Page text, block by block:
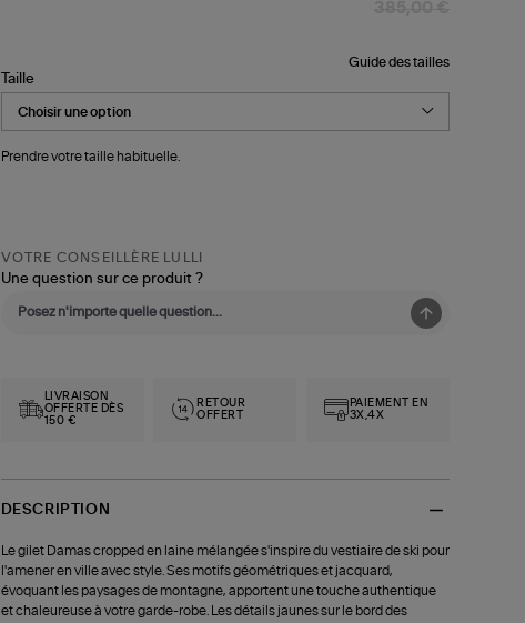
Guide des tailles
Taille
Prendre votre taille habituelle.
VOTRE CONSEILLÈRE LULLI
Une question sur ce produit ?
LIVRAISON
OFFERTE DÈS
150 €
RETOUR
OFFERT
PAIEMENT EN
3X,4X
DESCRIPTION
Le gilet Damas cropped en laine mélangée s'inspire du vestiaire de ski pour
l'amener en ville avec style. Ses motifs géométriques et jacquard,
évoquant les paysages de montagne, apportent une touche authentique
et chaleureuse à votre garde-robe. Les détails jaunes sur le bord des